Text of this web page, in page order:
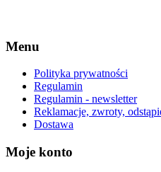
Menu
Polityka prywatności
Regulamin
Regulamin - newsletter
Reklamacje, zwroty,
Dostawa
Moje konto